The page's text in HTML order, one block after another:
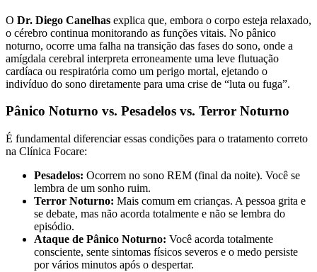
O Dr. Diego Canelhas explica que, embora o corpo esteja relaxado,
o cérebro continua monitorando as funções vitais. No pânico
noturno, ocorre uma falha na transição das fases do sono, onde a
amígdala cerebral interpreta erroneamente uma leve flutuação
cardíaca ou respiratória como um perigo mortal, ejetando o
indivíduo do sono diretamente para uma crise de “luta ou fuga”.
Pânico Noturno vs. Pesadelos vs. Terror Noturno
É fundamental diferenciar essas condições para o tratamento correto
na Clínica Focare:
Pesadelos: Ocorrem no sono REM (final da noite). Você se
lembra de um sonho ruim.
Terror Noturno: Mais comum em crianças. A pessoa grita e
se debate, mas não acorda totalmente e não se lembra do
episódio.
Ataque de Pânico Noturno: Você acorda totalmente
consciente, sente sintomas físicos severos e o medo persiste
por vários minutos após o despertar.